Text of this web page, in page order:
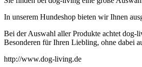
In unserem Hundeshop bieten wir Ihnen
Bei der Auswahl aller Produkte achtet dog-
Besonderen für Ihren Liebling, ohne dabei
http://www.dog-living.de